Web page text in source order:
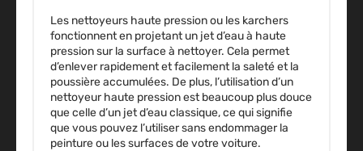
Les nettoyeurs haute pression ou les karchers
fonctionnenten projetant un jet d’eau à haute
pression sur la surface à nettoyer. Cela permet
d’enlever rapidement et facilement la saleté et la
poussière accumulées. De plus, l’utilisation d’un
nettoyeur haute pression est beaucoup plus douce
que celle d’un jet d’eau classique, ce qui signifie
que vous pouvez l’utiliser sans endommager la
peinture ou les surfaces de votre voiture.